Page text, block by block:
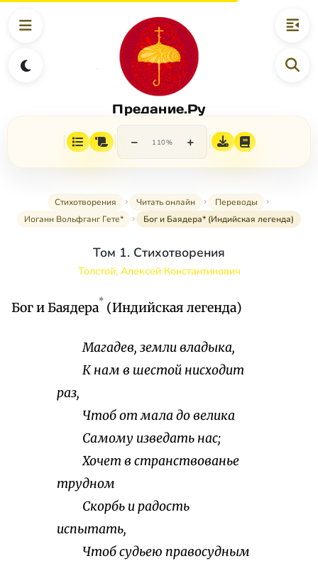
Предание.Ру
− 110% +
Стихотворения Читать онлайн
Переводы
Иоганн Вольфганг Гете*
Бог и Баядера* (Индийская легенда)
Том 1. Стихотворения
Толстой, Алексей Константинович
Бог и Баядера* (Индийская легенда)
Магадев, земли владыка,
К нам в шестой нисходит
раз,
Чтоб от мала до велика
Самому изведать нас;
Хочет в странствованье
трудном
Скорбь и радость
испытать,
Чтоб судьею правосудным